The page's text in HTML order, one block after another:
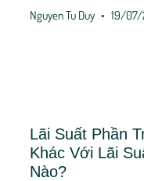
Nguyen Tu Duy 19/07/
Lãi Suất Phần
Khác Với Lãi
Nào?